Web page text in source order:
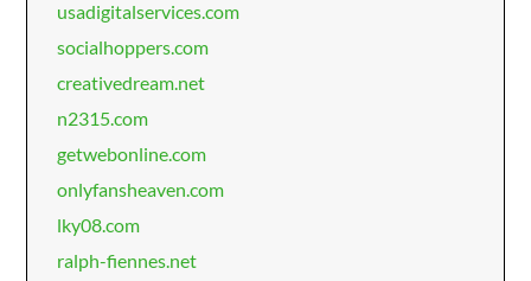
usadigitalservices.com
socialhoppers.com
creativedream.net
n2315.com
getwebonline.com
onlyfansheaven.com
lky08.com
ralph-fiennes.net